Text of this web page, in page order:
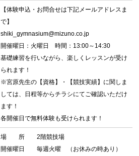
【体験申込・お問合せは下記メールアドレスま
で】
shiki_gymnasium@mizuno.co.jp
開催曜日：火曜日 時間：13:00～14:30
基礎練習を行いながら、楽しくレッスンが受け
られます！
※宮原先生の【資格】・【競技実績】に関しま
しては、日程等からチラシにてご確認いただけ
ます！
各開催日で無料体験も受けられます！
場 所 2階競技場
開催曜日 毎週火曜 （お休みの時あり）